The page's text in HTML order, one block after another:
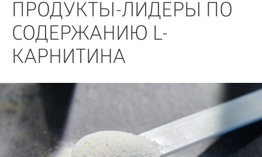
ПРОДУКТЫ-ЛИДЕРЫ ПО
СОДЕРЖАНИЮ L-
КАРНИТИНА
ПСИХОЛОГИЯ
ДЕТИ
ДОМ
КАК?